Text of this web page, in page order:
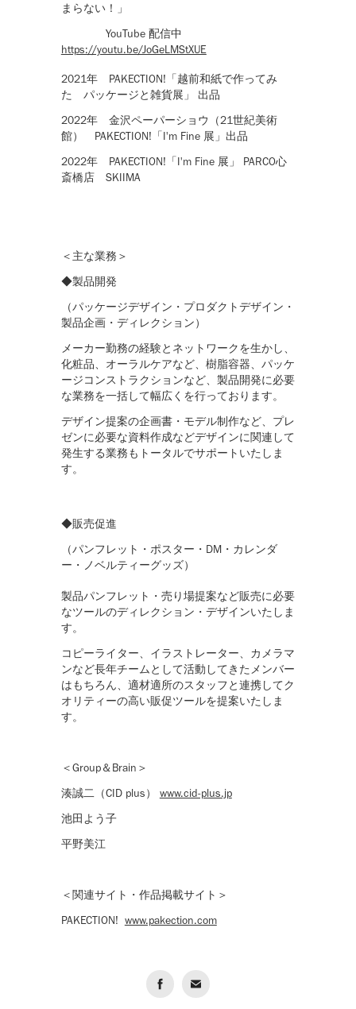
まらない！」
YouTube 配信中
https://youtu.be/JoGeLMStXUE
2021年 PAKECTION!「越前和紙で作ってみ
た パッケージと雑貨展 」 出品
2022年 金沢ペーパーショウ（21世紀美術
館） PAKECTION!「I'm Fine 展」出品
2022年 PAKECTION!「I'm Fine 展」 PARCO心
斎橋店 SKIIMA
＜主な業務＞
◆製品開発
（パッケージデザイン・プロダクトデザイン・
製品企画・ディレクション）
メーカー勤務の経験とネットワークを生かし、
化粧品、オーラルケアなど、樹脂容器、パッケ
ージコンストラクションなど、製品開発に必要
な業務を一括して幅広くを行っております。
デザイン提案の企画書・モデル制作など、プレ
ゼンに必要な資料作成などデザインに関連して
発生する業務もトータルでサポートいたしま
す。
◆販売促進
（パンフレット・ポスター・DM・カレンダ
ー・ノベルティーグッズ）
製品パンフレット・売り場提案など販売に必要
なツールのディレクション・デザインいたしま
す。
コピーライター、イラストレーター、カメラマ
ンなど長年チームとして活動してきたメンバー
はもちろん、適材適所のスタッフと連携してク
オリティーの高い販促ツールを提案いたしま
す。
＜Group＆Brain＞
湊誠二（CID plus） www.cid-plus.jp
池田よう子
平野美江
＜関連サイト・作品掲載サイト＞
PAKECTION! www.pakection.com